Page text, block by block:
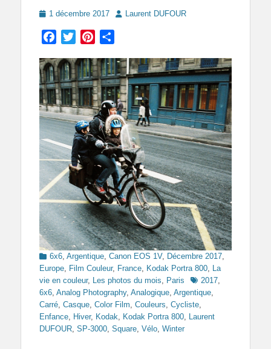
Posted
1 décembre 2017 AuthorLaurent DUFOUR
Facebook
TwitterPinterest
Categories
6x6, Argentique, Canon EOS 1V, Décembre 2017,
Europe, Film Couleur, France, Kodak Portra 800, La
vie en couleur, Les photos du mois, Paris Tags2017,
6x6, Analog Photography, Analogique, Argentique,
Carré, Casque, Color Film, Couleurs, Cycliste,
Enfance, Hiver, Kodak, Kodak Portra 800, Laurent
DUFOUR, SP-3000, Square, Vélo, Winter